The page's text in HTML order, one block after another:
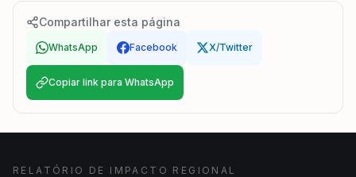
Compartilhar esta página
WhatsApp Facebook X/Twitter
Copiar link para WhatsApp
RELATÓRIO DE IMPACTO REGIONAL